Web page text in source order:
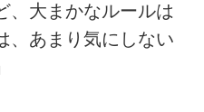
、大まかなルールは
、あまり気にしない